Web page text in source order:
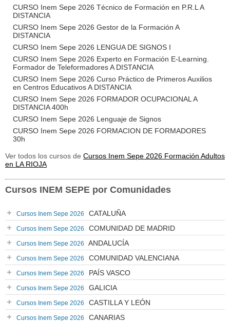
CURSO Inem Sepe 2026 Técnico de Formación en P.R.L A
DISTANCIA
CURSO Inem Sepe 2026 Gestor de la Formación A
DISTANCIA
CURSO Inem Sepe 2026 LENGUA DE SIGNOS I
CURSO Inem Sepe 2026 Experto en Formación E-Learning.
Formador de Teleformadores A DISTANCIA
CURSO Inem Sepe 2026 Curso Práctico de Primeros Auxilios
en Centros Educativos A DISTANCIA
CURSO Inem Sepe 2026 FORMADOR OCUPACIONAL A
DISTANCIA 400h
CURSO Inem Sepe 2026 Lenguaje de Signos
CURSO Inem Sepe 2026 FORMACION DE FORMADORES
30h
Ver todos los cursos de Cursos Inem Sepe 2026 Formación Adultos
en LA RIOJA
Cursos INEM SEPE por Comunidades
Cursos Inem Sepe 2026 CATALUÑA
Cursos Inem Sepe 2026 COMUNIDAD DE MADRID
Cursos Inem Sepe 2026 ANDALUCÍA
Cursos Inem Sepe 2026 COMUNIDAD VALENCIANA
Cursos Inem Sepe 2026 PAÍS VASCO
Cursos Inem Sepe 2026 GALICIA
Cursos Inem Sepe 2026 CASTILLA Y LEÓN
Cursos Inem Sepe 2026 CANARIAS